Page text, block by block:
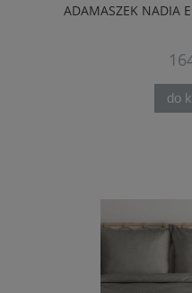
ADAMASZEK NADIA
do